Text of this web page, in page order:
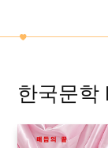
한국문학